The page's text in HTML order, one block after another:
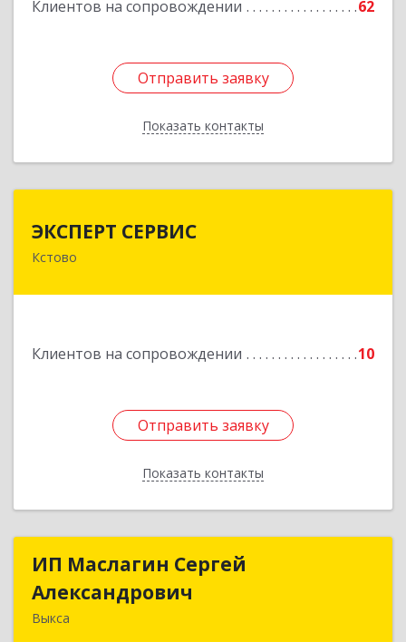
Клиентов на сопровождении 62
Отправить заявку
Показать контакты
Отправить заявку
Назад
ЭКСПЕРТ СЕРВИС
Кстово
Клиентов на сопровождении 10
Отправить заявку
Показать контакты
Отправить заявку
Назад
ИП Маслагин Сергей
Александрович
Выкса
ИП Маслагин Сергей